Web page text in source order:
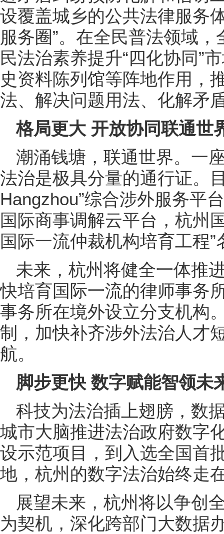
设覆盖城乡的公共法律服务
服务圈”。在全民普法领域
民法治素养提升“四化协同”
史资料陈列馆等阵地作用，
法、解决问题用法、化解矛
格局更大 开放协同联通世
潮涌钱塘，联通世界。一
法治是极具分量的通行证。
Hangzhou”综合涉外服务平
国际商事调解云平台，杭州
国际一流仲裁机构培育工程”
未来，杭州将健全一体推
快培育国际一流的律师事务
事务所在境外设立分支机构
制，加快补齐涉外法治人才
航。
脚步更快 数字赋能智领未
科技为法治插上翅膀，数
城市大脑推进法治政府数字
设示范项目，到入选全国首
地，杭州的数字法治始终走
展望未来，杭州将以争创
为契机，深化跨部门大数据